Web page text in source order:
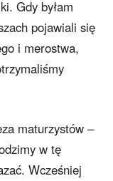
Gdy byłam
pojawiali się
i merostwa,
maturzystów –
w tę
Wcześniej